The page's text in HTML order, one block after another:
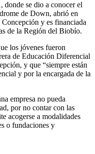
se dio a conocer el
de Down, abrió en
y es financiada
de la Región del Biobío.
los jóvenes fueron
de Educación Diferencial
y que “siempre están
y por la encargada de la
empresa no pueda
por no contar con las
acogerse a modalidades
o fundaciones y